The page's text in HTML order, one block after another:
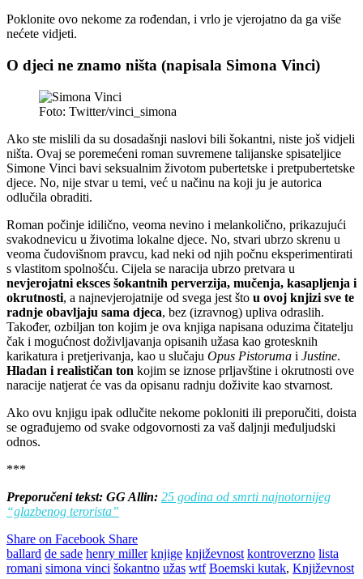
Poklonite ovo nekome za rođendan, i vrlo je vjerojatno da ga više
nećete vidjeti.
O djeci ne znamo ništa (napisala Simona Vinci)
Foto: Twitter/vinci_simona
Ako ste mislili da su dosadašnji naslovi bili šokantni, niste još vidjeli
ništa. Ovaj se poremećeni roman suvremene talijanske spisateljice
Simone Vinci bavi seksualnim životom pubertetske i pretpubertetske
djece. No, nije stvar u temi, već u načinu na koji ju je autorica
odlučila obraditi.
Roman počinje idilično, veoma nevino i melankolično, prikazujući
svakodnevicu u životima lokalne djece. No, stvari ubrzo skrenu u
veoma čudovišnom pravcu, kad neki od njih počnu eksperimentirati
s vlastitom spolnošću. Cijela se naracija ubrzo pretvara u
nevjerojatni eksces šokantnih perverzija, mučenja, kasapljenja i
okrutnosti, a najnevjerojatnije od svega jest što u ovoj knjizi sve te
radnje obavljaju sama djeca, bez (izravnog) upliva odraslih.
Također, ozbiljan ton kojim je ova knjiga napisana oduzima čitatelju
čak i mogućnost doživljavanja opisanih užasa kao grotesknih
karikatura i pretjerivanja, kao u slučaju Opus Pistoruma i Justine.
Hladan i realističan ton kojim se iznose prljavštine i okrutnosti ove
naracije natjerat će vas da opisanu radnju doživite kao stvarnost.
Ako ovu knjigu ipak odlučite nekome pokloniti ili preporučiti, doista
se ograđujemo od svake odgovornosti za vaš daljnji međuljudski
odnos.
***
Preporučeni tekst: GG Allin: 25 godina od smrti najnotornijeg
“glazbenog terorista”
Share on Facebook Share
ballard de sade henry miller knjige književnost kontroverzno lista
romani simona vinci šokantno užas wtf Boemski kutak, Književnost